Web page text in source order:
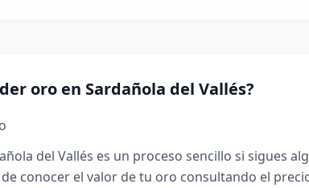
oro en Sardañola del Vallés?
del Vallés es un proceso sencillo si sigues
conocer el valor de tu oro consultando el